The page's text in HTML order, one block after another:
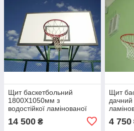
Щит баскетбольний
1800Х1050мм з
водостійкої ламінованої
антивібраційною
14 500 ₴
Щит
4 750